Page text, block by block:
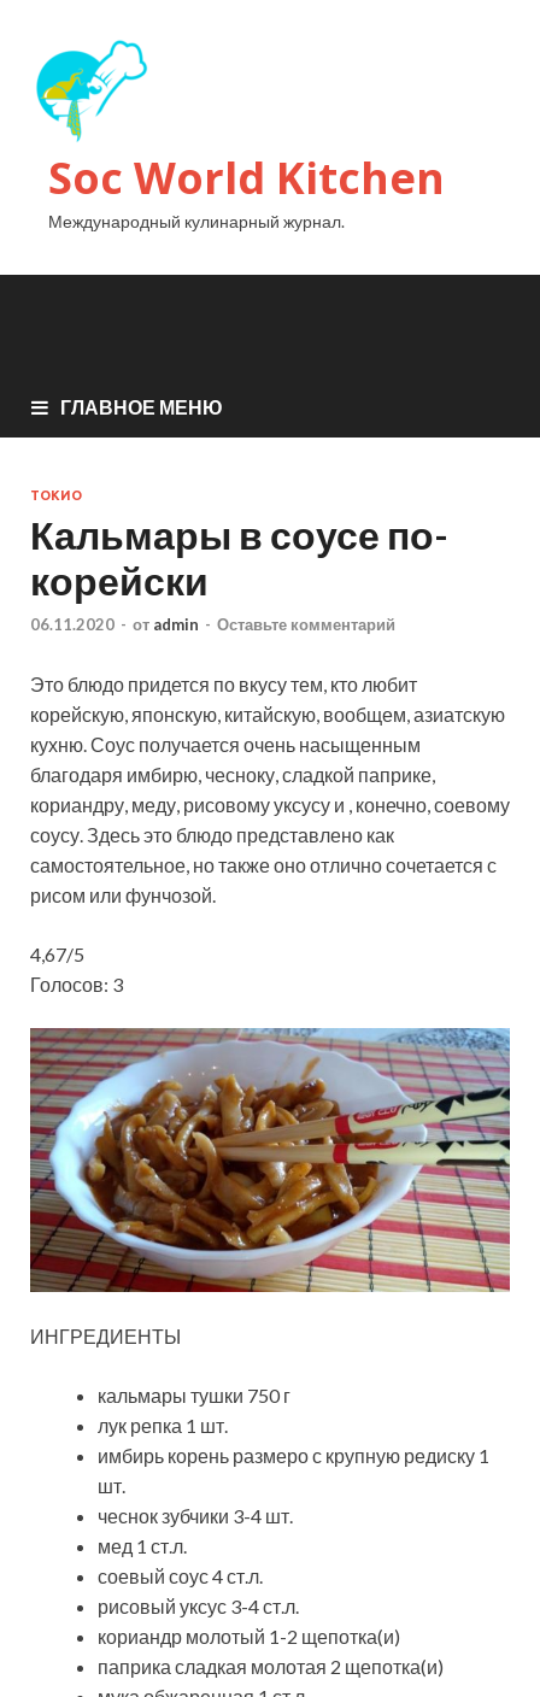
Soc World Kitchen
Международный кулинарный журнал.
ГЛАВНОЕ МЕНЮ
ТОКИО
Кальмары в соусе по-
корейски
06.11.2020 - от admin - Оставьте комментарий
Это блюдо придется по вкусу тем, кто любит
корейскую, японскую, китайскую, вообщем, азиатскую
кухню. Соус получается очень насыщенным
благодаря имбирю, чесноку, сладкой паприке,
кориандру, меду, рисовому уксусу и , конечно, соевому
соусу. Здесь это блюдо представлено как
самостоятельное, но также оно отлично сочетается с
рисом или фунчозой.
4,67/5
Голосов: 3
ИНГРЕДИЕНТЫ
кальмары тушки 750 г
лук репка 1 шт.
имбирь корень размеро с крупную редиску 1
шт.
чеснок зубчики 3-4 шт.
мед 1 ст.л.
соевый соус 4 ст.л.
рисовый уксус 3-4 ст.л.
кориандр молотый 1-2 щепотка(и)
паприка сладкая молотая 2 щепотка(и)